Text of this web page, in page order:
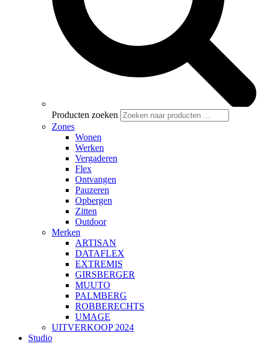
Producten zoeken
Zones
Wonen
Werken
Vergaderen
Flex
Ontvangen
Pauzeren
Opbergen
Zitten
Outdoor
Merken
ARTISAN
DATAFLEX
EXTREMIS
GIRSBERGER
MUUTO
PALMBERG
ROBBERECHTS
UMAGE
UITVERKOOP 2024
Studio